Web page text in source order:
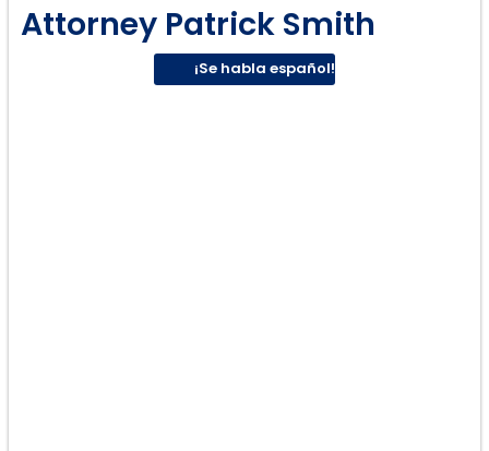
Attorney Patrick Smith
¡Se habla español!